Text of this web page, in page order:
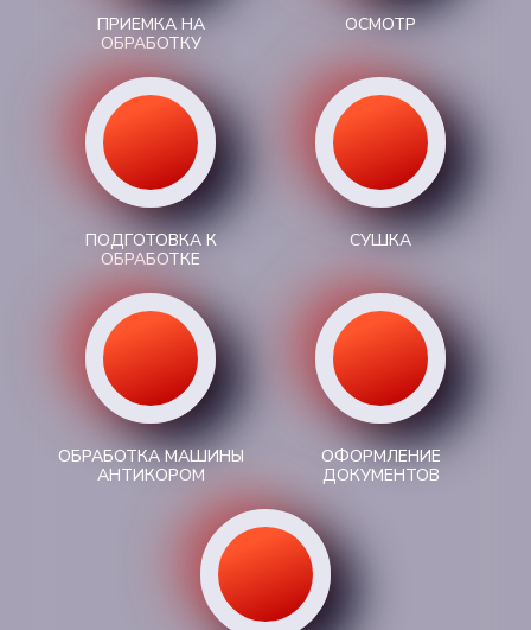
ПРИЕМКА НА
ОБРАБОТКУ
ОСМОТР
ПОДГОТОВКА К
ОБРАБОТКЕ
СУШКА
ОБРАБОТКА МАШИНЫ
АНТИКОРОМ
ОФОРМЛЕНИЕ
ДОКУМЕНТОВ